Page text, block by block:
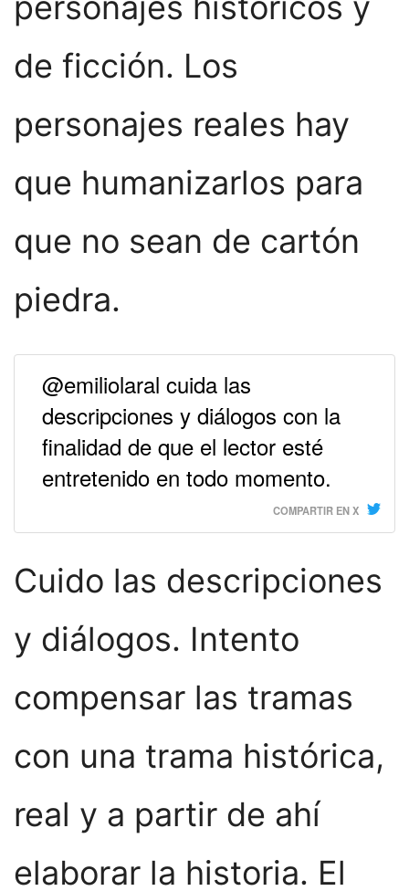
de ficción. Los
personajes reales hay
que humanizarlos para
que no sean de cartón
piedra.
@emiliolaral cuida las
descripciones y diálogos con la
finalidad de que el lector esté
entretenido en todo momento.
COMPARTIR EN X
Cuido las descripciones
y diálogos. Intento
compensar las tramas
con una trama histórica,
real y a partir de ahí
elaborar la historia. El